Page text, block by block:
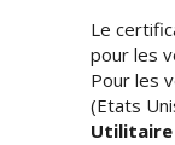
Le
pour les
Pour les
(Etats